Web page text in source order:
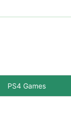
PS4 Games